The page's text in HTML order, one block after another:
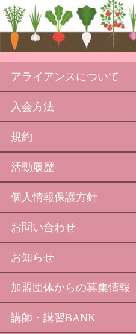
アライアンスについて
入会方法
規約
活動履歴
個人情報保護方針
お問い合わせ
お知らせ
加盟団体からの募集情報
講師・講習BANK